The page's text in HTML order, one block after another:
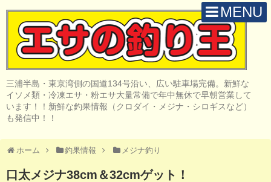
MENU
三浦半島・東京湾側の国道134号沿い、広い駐車場完備。新鮮な
イソメ類・冷凍エサ・粉エサ大量常備で年中無休で早朝営業して
います！！新鮮な釣果情報（クロダイ・メジナ・シロギスなど）
も発信中！！
ホーム 釣果情報 メジナ釣り
口太メジナ38cm＆32cmゲット！
H O M E
取 扱 商 品
釣 果 情 報